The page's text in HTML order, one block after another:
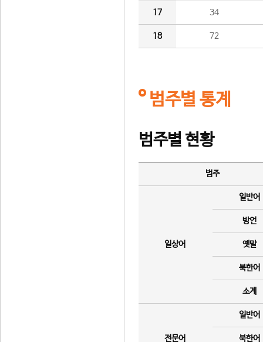
17 34
18 72
범주별 통계
범주별 현황
범주
일상어
일반어
방언
옛말
북한어
소계
전문어
일반어
북한어